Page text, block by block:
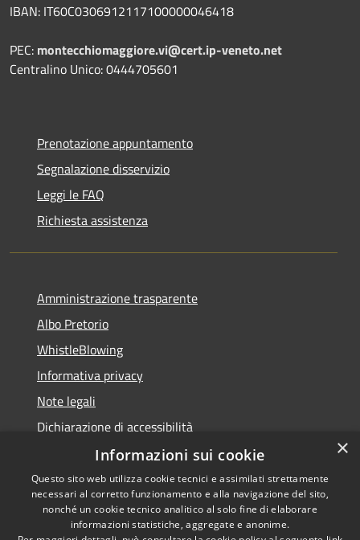
IBAN: IT60C0306912117100000046418
PEC: montecchiomaggiore.vi@cert.ip-veneto.net
Centralino Unico: 0444705601
Prenotazione appuntamento
Segnalazione disservizio
Leggi le FAQ
Richiesta assistenza
Amministrazione trasparente
Albo Pretorio
WhistleBlowing
Informativa privacy
Note legali
Dichiarazione di accessibilità
Accessibilità
Copyright © 2026 • Città di
Montecchio Maggiore •
×
Informazioni sui cookie
Questo sito web utilizza cookie tecnici e assimilati strettamente
necessari al corretto funzionamento e alla navigazione del sito,
nonché un cookie tecnico analitico al solo fine di elaborare
informazioni statistiche, aggregate e anonime.